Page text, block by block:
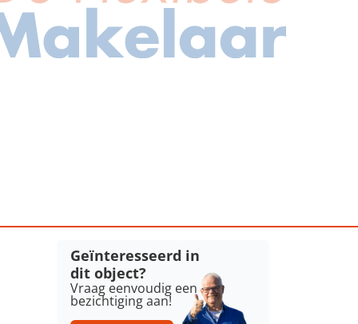
Geïnteresseerd in
dit object?
Vraag eenvoudig een
bezichtiging aan!